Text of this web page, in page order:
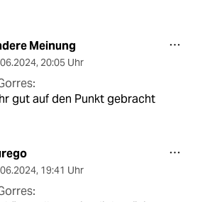
Meinung
, 20:05 Uhr
gut auf den Punkt gebracht
, 19:41 Uhr